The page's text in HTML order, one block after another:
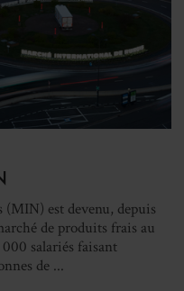
est devenu, depuis
de produits frais au
salariés faisant
de ...